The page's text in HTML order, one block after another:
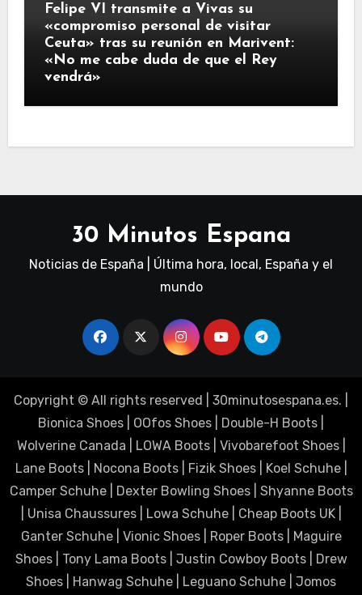
Felipe VI transmite a Vivas su
«compromiso personal de visitar
Ceuta» tras su reunión en Marivent:
«No me cabe duda de que el Rey
vendrá»
30 Minutos Espana
Noticias de España | Última hora, local, España y el
mundo
Copyright © All rights reserved 30minutosespana.es. |
Bionica Shoes
OOfos Shoes Double-H Boots
Wolverine Canada
LOWA Boots| Vivobarefoot Shoes|
Lane Boots| Nocona Boots| Fizik Shoes| Koel Schuhe|
Camper Schuhe| Dexter Bowling Shoes| Shyanne Boots
Unisa Chaussures| Lowa Schuhe| Cheap Boots UK
Ganter Schuhe
Vionic Shoes| Roper Boots| Maguire
Shoes| Tony Lama Boots| Justin Cowboy Boots| Drew
Shoes
Hanwag Schuhe Leguano Schuhe Jomos